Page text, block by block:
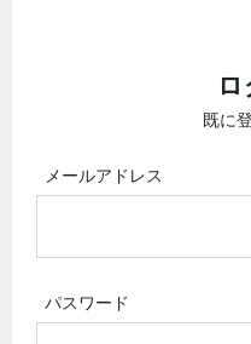
既に
メールアドレス
パスワード